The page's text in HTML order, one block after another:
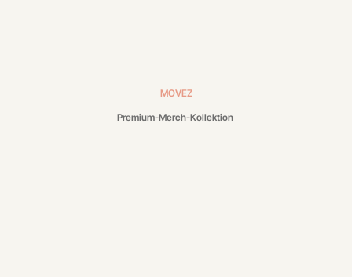
MOVEZ
Premium-Merch-Kollektion